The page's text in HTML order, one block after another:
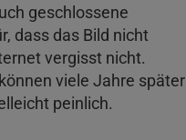
geschlossene
dass das Bild nicht
vergisst nicht.
viele Jahre später
peinlich.